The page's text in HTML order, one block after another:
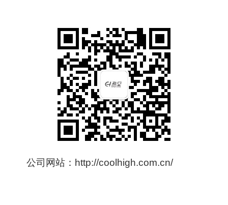
公司网站： http://coolhigh.com.cn/